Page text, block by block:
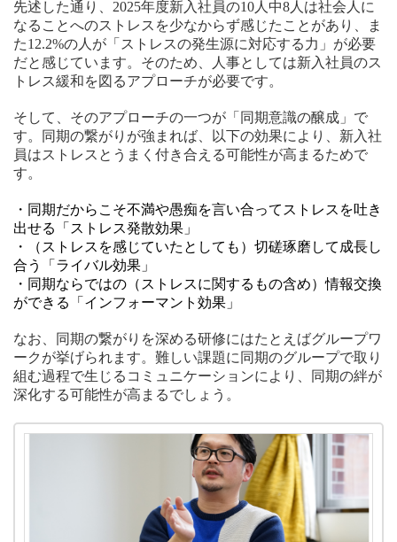
先述した通り、2025年度新入社員の10人中8人は社会人に
なることへのストレスを少なからず感じたことがあり、ま
た12.2%の人が「ストレスの発生源に対応する力」が必要
だと感じています。そのため、人事としては新入社員のス
トレス緩和を図るアプローチが必要です。
そして、そのアプローチの一つが「同期意識の醸成」で
す。同期の繋がりが強まれば、以下の効果により、新入社
員はストレスとうまく付き合える可能性が高まるためで
す。
・同期だからこそ不満や愚痴を言い合ってストレスを吐き
出せる「ストレス発散効果」
・（ストレスを感じていたとしても）切磋琢磨して成長し
合う「ライバル効果」
・同期ならではの（ストレスに関するもの含め）情報交換
ができる「インフォーマント効果」
なお、同期の繋がりを深める研修にはたとえばグループワ
ークが挙げられます。難しい課題に同期のグループで取り
組む過程で生じるコミュニケーションにより、同期の絆が
深化する可能性が高まるでしょう。